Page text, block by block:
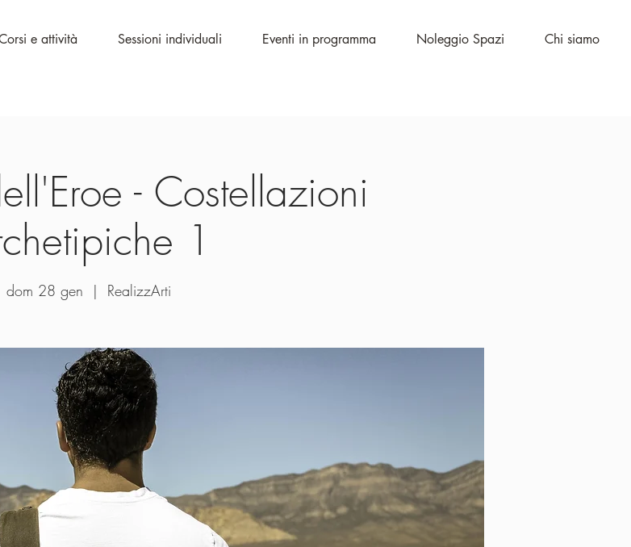
e attività Sessioni individuali Eventi in programma Noleggio Spazi Chi siamo
- Costellazioni
1
dom 28 gen
  |
RealizzArti